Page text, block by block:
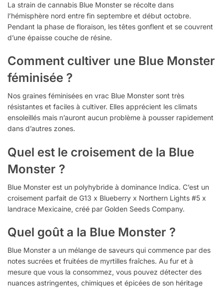
La strain de cannabis Blue Monster se récolte dans
l’hémisphère nord entre fin septembre et début octobre.
Pendant la phase de floraison, les têtes gonflent et se couvrent
d’une épaisse couche de résine.
Comment cultiver une Blue Monster
féminisée ?
Nos graines féminisées en vrac Blue Monster sont très
résistantes et faciles à cultiver. Elles apprécient les climats
ensoleillés mais n’auront aucun problème à pousser rapidement
dans d’autres zones.
Quel est le croisement de la Blue
Monster ?
Blue Monster est un polyhybride à dominance Indica. C’est un
croisement parfait de G13 x Blueberry x Northern Lights #5 x
landrace Mexicaine, créé par Golden Seeds Company.
Quel goût a la Blue Monster ?
Blue Monster a un mélange de saveurs qui commence par des
notes sucrées et fruitées de myrtilles fraîches. Au fur et à
mesure que vous la consommez, vous pouvez détecter des
nuances astringentes, chimiques et épicées de son héritage